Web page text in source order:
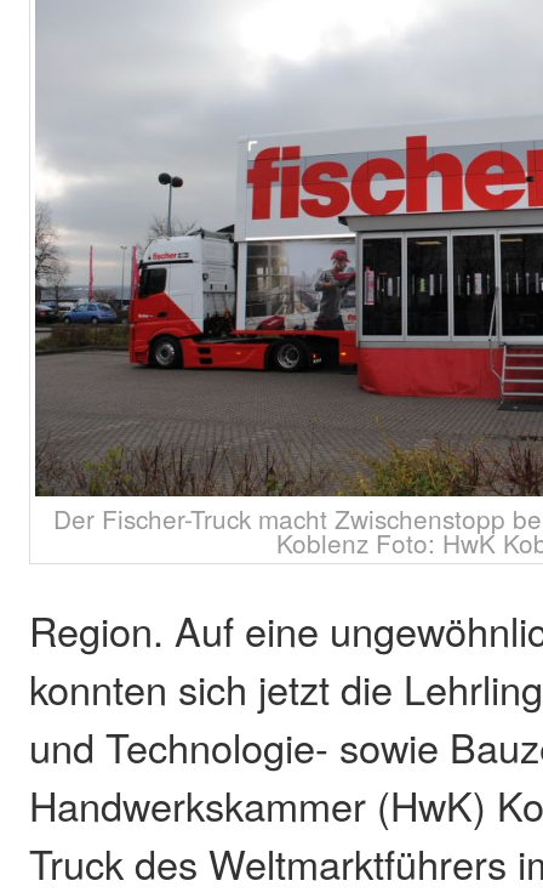
Der Fischer-Truck macht Zwischenstopp
Koblenz Foto: HwK
Region. Auf eine
konnten sich jetzt die
und Technologie- sowie
Handwerkskammer (HwK)
Truck des Weltmarktführers